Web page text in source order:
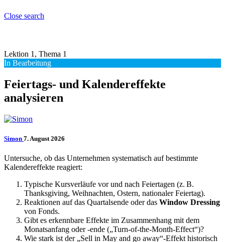
Close search
Lektion 1, Thema 1
In Bearbeitung
Feiertags- und Kalendereffekte
analysieren
Simon 7. August 2026
Untersuche, ob das Unternehmen systematisch auf bestimmte
Kalendereffekte reagiert:
Typische Kursverläufe vor und nach Feiertagen (z. B.
Thanksgiving, Weihnachten, Ostern, nationaler Feiertag).
Reaktionen auf das Quartalsende oder das Window Dressing
von Fonds.
Gibt es erkennbare Effekte im Zusammenhang mit dem
Monatsanfang oder -ende („Turn-of-the-Month-Effect“)?
Wie stark ist der „Sell in May and go away“-Effekt historisch